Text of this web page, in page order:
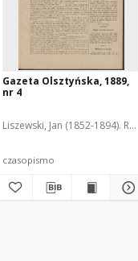
Gazeta Olsztyńska, 1889,
nr 4
Liszewski, Jan (1852-1894). Red.
czasopismo